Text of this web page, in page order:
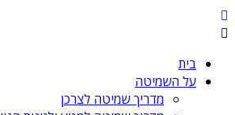
בית
על השמיטה
מדריך שמיטה לצרכן